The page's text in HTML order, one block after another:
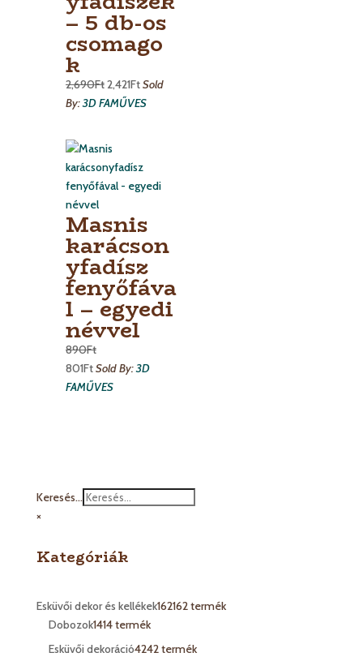
– 5 db-os
csomago
k
2,690Ft2,421FtSold
By:3D FAMŰVES
Masnis
karácson
yfadísz
fenyőfáva
l – egyedi
névvel
890Ft
801FtSold By:3D
FAMŰVES
Keresés...
×
Kategóriák
Esküvői dekor és kellékek162162 termék
Dobozok1414 termék
Esküvői dekoráció4242 termék